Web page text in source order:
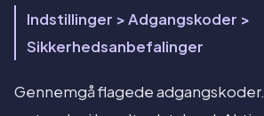
Indstillinger > Adgangskoder >
Sikkerhedsanbefalinger
Gennemgå flagede